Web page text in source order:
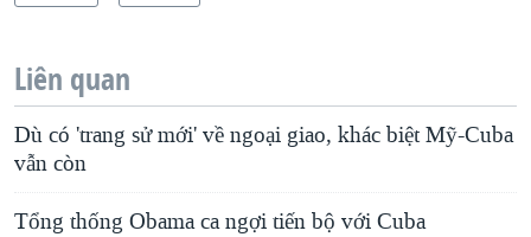
Liên quan
Dù có 'trang sử mới' về ngoại giao, khác biệt Mỹ-Cuba
vẫn còn
Tổng thống Obama ca ngợi tiến bộ với Cuba